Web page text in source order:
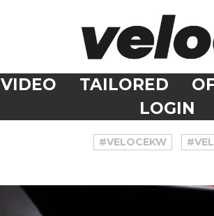
VIDEO TAILORED
LOGIN
#VELOCEKW